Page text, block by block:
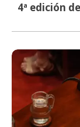
4ª edición